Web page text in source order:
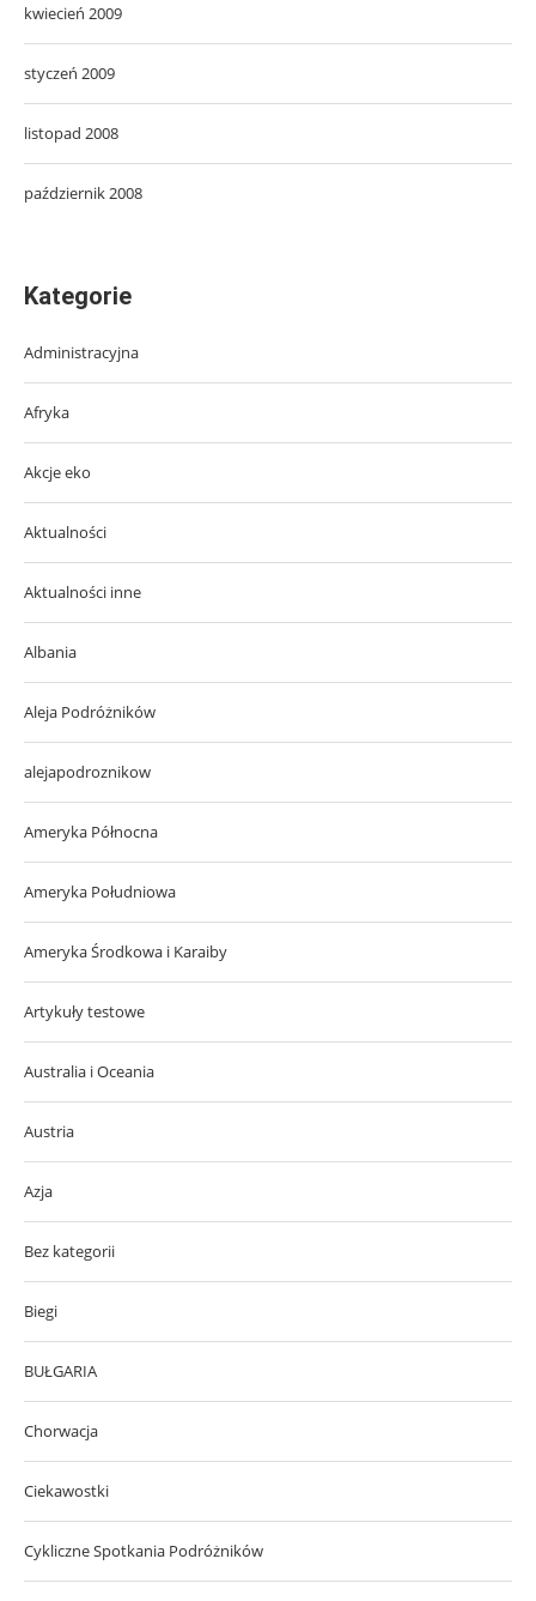
kwiecień 2009
styczeń 2009
listopad 2008
październik 2008
Kategorie
Administracyjna
Afryka
Akcje eko
Aktualności
Aktualności inne
Albania
Aleja Podróżników
alejapodroznikow
Ameryka Północna
Ameryka Południowa
Ameryka Środkowa i Karaiby
Artykuły testowe
Australia i Oceania
Austria
Azja
Bez kategorii
Biegi
BUŁGARIA
Chorwacja
Ciekawostki
Cykliczne Spotkania Podróżników